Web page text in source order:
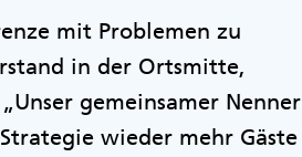
mit Problemen zu
in der Ortsmitte,
gemeinsamer Nenner
wieder mehr Gäste